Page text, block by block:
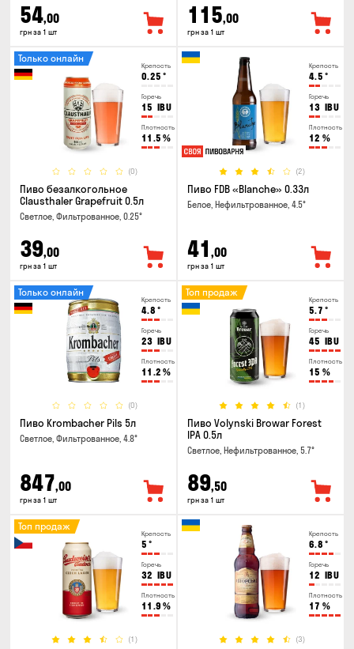
54,00
грн за 1 шт
115,00
грн за 1 шт
Крепость
0.25 °
Горечь
15 IBU
Плотность
11.5 %
(0)
Только онлайн
Пиво безалкогольное
Clausthaler Grapefruit 0.5л
Светлое, Фильтрованное, 0.25°
39,00
грн за 1 шт
Крепость
4.5 °
Горечь
13 IBU
Плотность
12 %
(2)
Пиво FDB «Blanche» 0.33л
Белое, Нефильтрованное, 4.5°
41 ,00
грн за 1 шт
Крепость
4.8 °
Горечь
23 IBU
Плотность
11.2 %
(0)
Только онлайн
Пиво Krombacher Pils 5л
Светлое, Фильтрованное, 4.8°
847,00
грн за 1 шт
Крепость
5.7 °
Горечь
45 IBU
Плотность
15 %
(1)
Топ продаж
Пиво Volynski Browar Forest
IPA 0.5л
Светлое, Нефильтрованное, 5.7°
89,50
грн за 1 шт
Крепость
5 °
Горечь
32 IBU
Плотность
11.9 %
(1)
Топ продаж
Крепость
6.8 °
Горечь
12 IBU
Плотность
17 %
(3)